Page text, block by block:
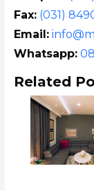
Fax: (031)
Email:
Whatsapp:
Related